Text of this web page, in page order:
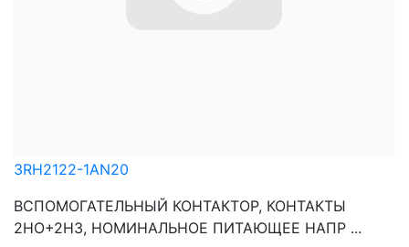
3RH2122-1AN20
ВСПОМОГАТЕЛЬНЫЙ КОНТАКТОР, КОНТАКТЫ
2НО+2НЗ, НОМИНАЛЬНОЕ ПИТАЮЩЕЕ НАПР ...